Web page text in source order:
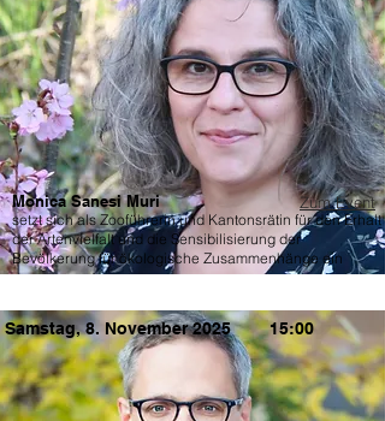
Monica Sanesi Muri
setzt sich als Zooführerin und Kantonsrätin für den Erhalt
der Artenvielfalt und die Sensibilisierung der
Bevölkerung für ökologische Zusammenhänge ein
Zum Event
Samstag, 8. November 2025 15:00